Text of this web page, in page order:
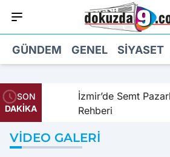
GÜNDEM GENEL SIYASET
SON
DAKİKA
İzmir’de Semt
Rehberi
VIDEO GALERI